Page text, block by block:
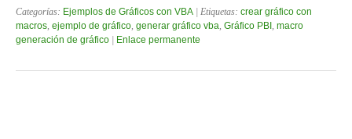
Categorías: Ejemplos de Gráficos con VBA | Etiquetas: crear gráfico con
macros, ejemplo de gráfico, generar gráfico vba, Gráfico PBI , macro
generación de gráfico
Enlace permanente